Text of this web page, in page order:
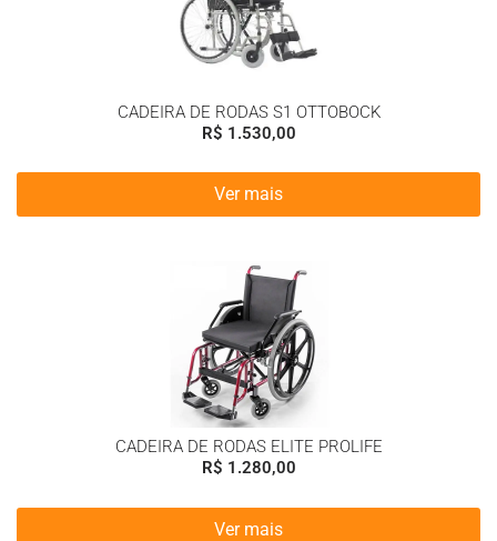
CADEIRA DE RODAS S1 OTTOBOCK
R$ 1.530,00
Ver mais
CADEIRA DE RODAS ELITE PROLIFE
R$ 1.280,00
Ver mais